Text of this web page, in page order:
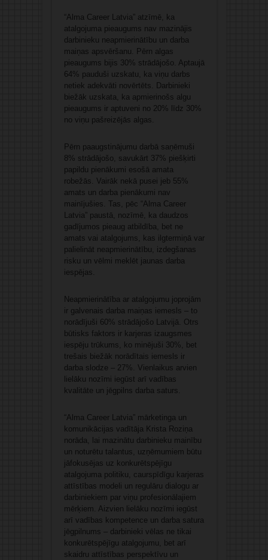
“Alma Career Latvia” atzīmē, ka
atalgojuma pieaugums nav mazinājis
darbinieku neapmierinātību un darba
maiņas apsvēršanu. Pērn algas
pieaugums bijis 30% strādājošo. Aptaujā
64% pauduši uzskatu, ka viņu darbs
netiek adekvāti novērtēts. Darbinieki
biežāk uzskata, ka apmierinošs algu
pieaugums ir aptuveni no 20% līdz 30%
no viņu pašreizējās algas.
Pērn paaugstinājumu darbā saņēmuši
8% strādājošo, savukārt 37% piešķirti
papildu pienākumi esošā amata
robežās. Vairāk nekā pusei jeb 55%
amats un darba pienākumi nav
mainījušies. Tas, pēc “Alma Career
Latvia” paustā, nozīmē, ka daudzos
gadījumos pieaug atbildība, bet ne
amats vai atalgojums, kas ilgtermiņā var
palielināt neapmierinātību, izdegšanas
risku un vēlmi meklēt jaunas darba
iespējas.
Neapmierinātība ar atalgojumu joprojām
ir galvenais darba maiņas iemesls – to
norādījuši 60% strādājošo Latvijā. Otrs
būtisks faktors ir karjeras izaugsmes
iespēju trūkums, ko minējuši 30%, bet
trešais biežāk norādītais iemesls ir
darba slodze – 27%. Vienlaikus arvien
lielāku nozīmi iegūst arī vadības
kvalitāte un jēgpilns darba saturs.
“Alma Career Latvia” mārketinga un
komunikācijas vadītāja Krista Roziņa
norāda, lai mazinātu darbinieku mainību
un noturētu talantus, uzņēmumiem būtu
jāfokusējas uz konkurētspējīgu
atalgojuma politiku, caurspīdīgu karjeras
attīstības modeli un regulāru dialogu ar
darbiniekiem par viņu profesionālajiem
mērķiem. Aizvien lielāku nozīmi iegūst
arī vadības kompetence un darba satura
jēgpilnums – darbinieki vēlas ne tikai
konkurētspējīgu atalgojumu, bet arī
skaidru attīstības perspektīvu un